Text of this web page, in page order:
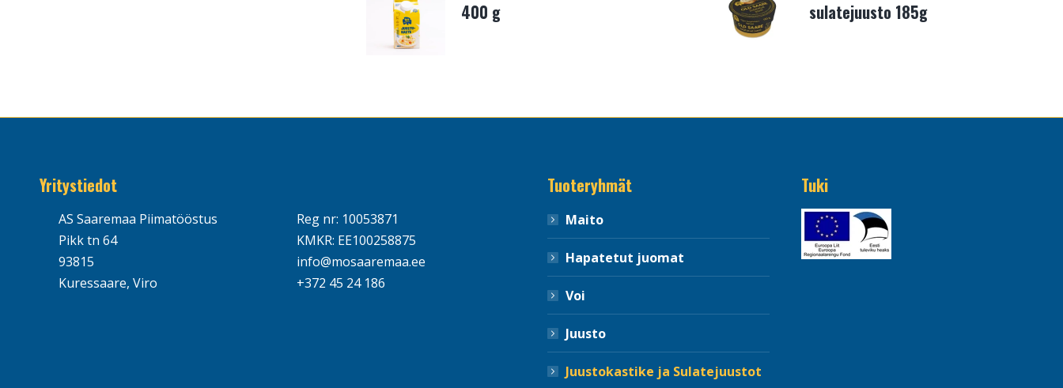
400 g
sulatejuusto 185g
Yritystiedot
AS Saaremaa Piimatööstus
Pikk tn 64
93815
Kuressaare, Viro
Reg nr: 10053871
KMKR: EE100258875
info@mosaaremaa.ee
+372 45 24 186
Tuoteryhmät
Maito
Hapatetut juomat
Voi
Juusto
Juustokastike ja Sulatejuustot
Tuki